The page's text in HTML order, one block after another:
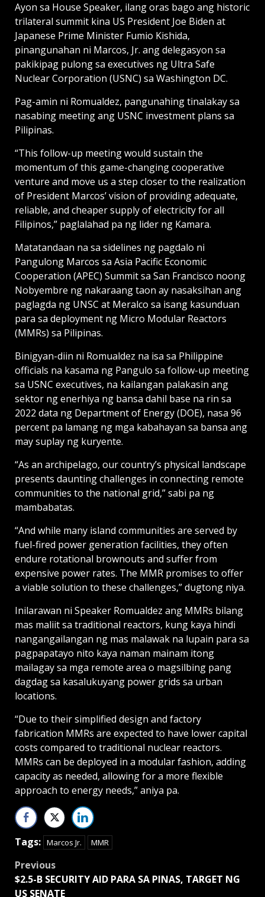
Ayon sa House Speaker, ilang oras bago ang historic
trilateral summit kina US President Joe Biden at
Japanese Prime Minister Fumio Kishida,
pinangunahan ni Marcos, Jr. ang delegasyon sa
pakikipag pulong sa executives ng Ultra Safe
Nuclear Corporation (USNC) sa Washington DC.
Pag-amin ni Romualdez, pangunahing tinalakay sa
nasabing meeting ang USNC investment plans sa
Pilipinas.
“This follow-up meeting would sustain the
momentum of this game-changing cooperative
venture and move us a step closer to the realization
of President Marcos’ vision of providing adequate,
reliable, and cheaper supply of electricity for all
Filipinos,” paglalahad pa ng lider ng Kamara.
Matatandaan na sa sidelines ng pagdalo ni
Pangulong Marcos sa Asia Pacific Economic
Cooperation (APEC) Summit sa San Francisco noong
Nobyembre ng nakaraang taon ay nasaksihan ang
paglagda ng UNSC at Meralco sa isang kasunduan
para sa deployment ng Micro Modular Reactors
(MMRs) sa Pilipinas.
Binigyan-diin ni Romualdez na isa sa Philippine
officials na kasama ng Pangulo sa follow-up meeting
sa USNC executives, na kailangan palakasin ang
sektor ng enerhiya ng bansa dahil base na rin sa
2022 data ng Department of Energy (DOE), nasa 96
percent pa lamang ng mga kabahayan sa bansa ang
may suplay ng kuryente.
“As an archipelago, our country’s physical landscape
presents daunting challenges in connecting remote
communities to the national grid,” sabi pa ng
mambabatas.
“And while many island communities are served by
fuel-fired power generation facilities, they often
endure rotational brownouts and suffer from
expensive power rates. The MMR promises to offer
a viable solution to these challenges,” dugtong niya.
Inilarawan ni Speaker Romualdez ang MMRs bilang
mas maliit sa traditional reactors, kung kaya hindi
nangangailangan ng mas malawak na lupain para sa
pagpapatayo nito kaya naman mainam itong
mailagay sa mga remote area o magsilbing pang
dagdag sa kasalukuyang power grids sa urban
locations.
“Due to their simplified design and factory
fabrication MMRs are expected to have lower capital
costs compared to traditional nuclear reactors.
MMRs can be deployed in a modular fashion, adding
capacity as needed, allowing for a more flexible
approach to energy needs,” aniya pa.
Tags: Marcos Jr. MMR
Post
navigation
Previous
$2.5-B SECURITY AID PARA SA PINAS, TARGET NG
US SENATE